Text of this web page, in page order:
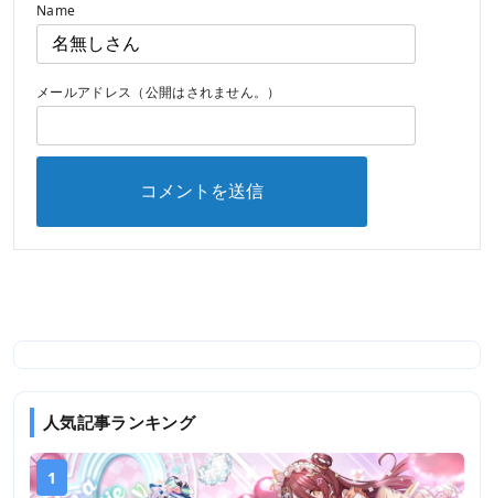
Name
メールアドレス（公開はされません。）
人気記事ランキング
1